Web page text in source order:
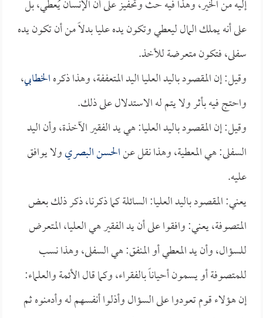
إليه من الخير، وهذا فيه حث وتحفيز على أن الإنسان يُعطي، بل
على أنه يملك المال ليعطي وتكون يده عليا بدلاً من أن تكون يده
سفلى، فتكون متعرضة للأخذ.
وقيل: إن المقصود باليد العليا اليد المتعففة، وهذا ذكرهالخطابي،
واحتج فيه بأثر ولا يتم له الاستدلال على ذلك.
وقيل: إن المقصود باليد العليا: هي يد الفقير الآخذة، وأن اليد
السفلى: هي المعطية، وهذا نقل عنالحسن البصريولا يوافق
عليه.
يعني: المقصود باليد العليا: السائلة كما ذكرنا، ذكر ذلك بعض
المتصوفة، يعني: وافقوا على أن يد الفقير هي العليا، المتعرض
للسؤال، وأن يد المعطي أو المنفق: هي السفلى، وهذا نسب
للمتصوفة أو يسمون أحياناً بالفقراء، وكما قال الأئمة والعلماء:
إن هؤلاء قوم تعودوا على السؤال وأذلوا أنفسهم له وأدمنوه ثم